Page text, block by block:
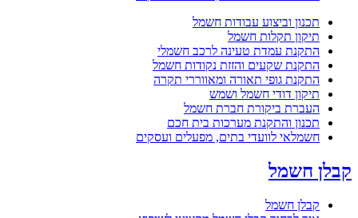
תכנון וביצוע עבודות חשמל
תיקון תקלות חשמל
התקנת עמדת טעינה לרכב חשמלי
התקנת שקעים והזזת נקודות חשמל
התקנת גופי תאורה ומאווררי תקרה
תיקון דודי חשמל ושמש
העברת ביקורת חברת חשמל
תכנון והתקנת מערכות בית חכם
חשמלאי לוועדי בתים, מפעלים ועסקים
קבלן חשמל
קבלן חשמל